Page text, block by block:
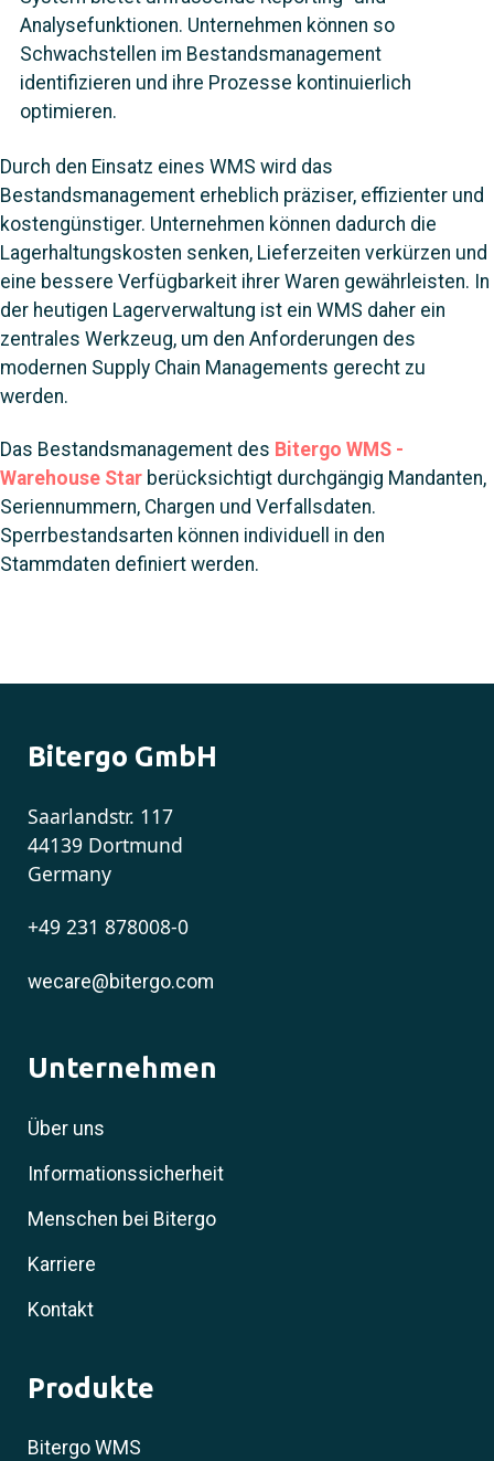
Analysefunktionen. Unternehmen können so
Schwachstellen im Bestandsmanagement
identifizieren und ihre Prozesse kontinuierlich
optimieren.
Durch den Einsatz eines WMS wird das
Bestandsmanagement erheblich präziser, effizienter und
kostengünstiger. Unternehmen können dadurch die
Lagerhaltungskosten senken, Lieferzeiten verkürzen und
eine bessere Verfügbarkeit ihrer Waren gewährleisten. In
der heutigen Lagerverwaltung ist ein WMS daher ein
zentrales Werkzeug, um den Anforderungen des
modernen Supply Chain Managements gerecht zu
werden.
Das Bestandsmanagement des Bitergo WMS -
Warehouse Star berücksichtigt durchgängig Mandanten,
Seriennummern, Chargen und Verfallsdaten.
Sperrbestandsarten können individuell in den
Stammdaten definiert werden.
Bitergo GmbH
Saarlandstr. 117
44139 Dortmund
Germany
+49 231 878008-0
wecare@bitergo.com
Unternehmen
Über uns
Informationssicherheit
Menschen bei Bitergo
Karriere
Kontakt
Produkte
Bitergo WMS